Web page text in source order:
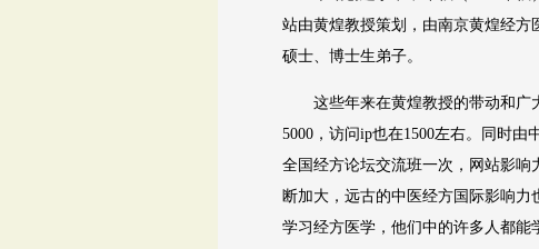
站由黄煌教授策划，由南京黄煌经
硕士、博士生弟子。
这些年来在黄煌教授的带动和广
5000，访问ip也在1500左右。同时
全国经方论坛交流班一次，网站影
断加大，远古的中医经方国际影响
学习经方医学，他们中的许多人都